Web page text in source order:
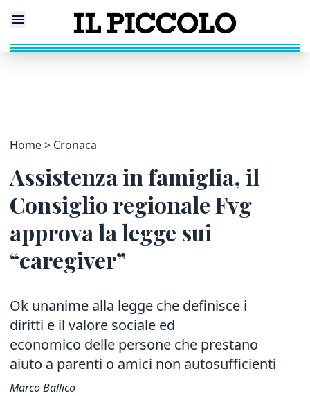
Home Cronaca
Assistenza in famiglia, il
Consiglio regionale Fvg
approva la legge sui
“caregiver”
Ok unanime alla legge che definisce i
diritti e il valore sociale ed
economico delle persone che prestano
aiuto a parenti o amici non autosufficienti
Marco Ballico